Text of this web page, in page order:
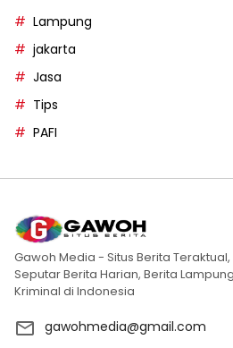
Lampung
jakarta
Jasa
Tips
PAFI
Gawoh Media - Situs Berita
Seputar Berita Harian, Berita
Kriminal di Indonesia
gawohmedia@gmail.com